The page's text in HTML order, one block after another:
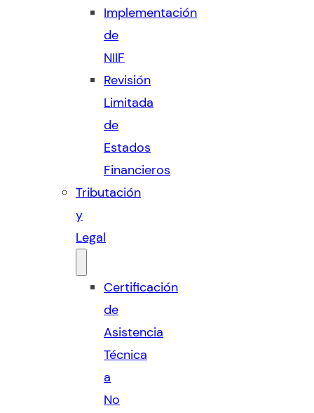
Implementación
de
NIIF
Revisión
Limitada
de
Estados
Financieros
Tributación
y
Legal
Certificación
de
Asistencia
Técnica
a
No